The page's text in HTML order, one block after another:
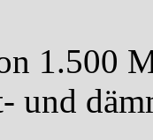
1.500
und